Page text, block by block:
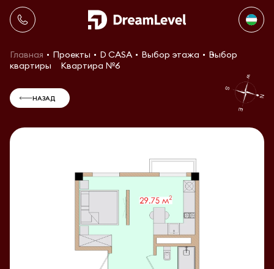
Главная Проекты D CASA Выбор этажа
Выбор
квартиры
Квартира №6
НАЗАД